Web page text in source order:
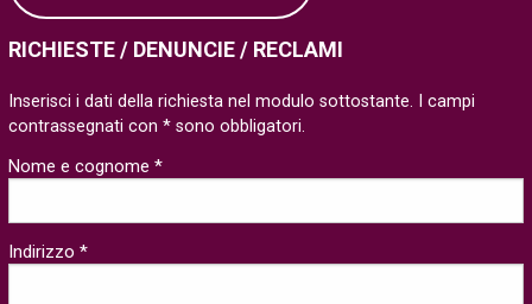
RICHIESTE / DENUNCIE / RECLAMI
Inserisci i dati della richiesta nel modulo sottostante. I campi
contrassegnati con * sono obbligatori.
Nome e cognome *
Indirizzo *